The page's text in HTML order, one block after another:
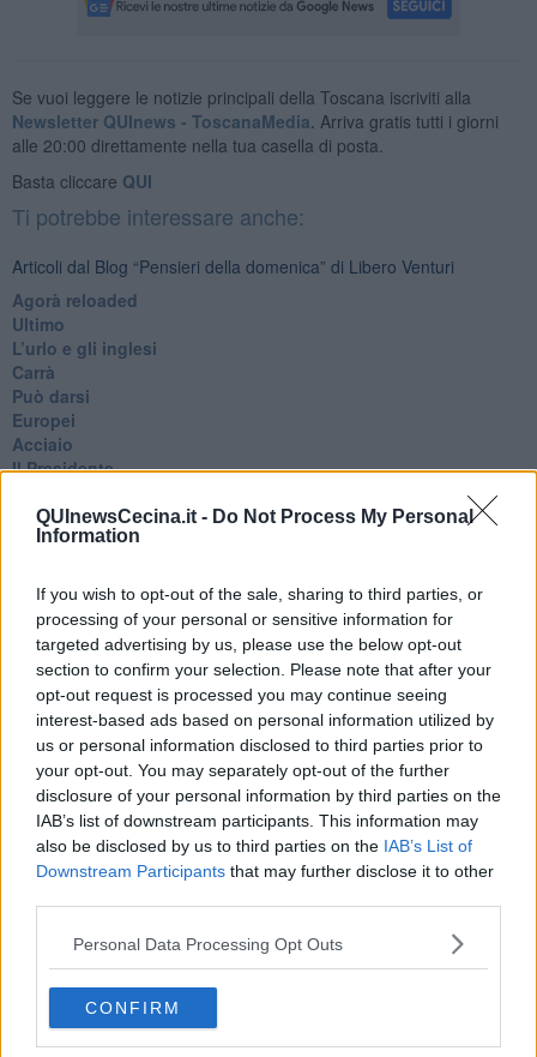
QUInewsCecina.it - Do Not Process My Personal
Information
If you wish to opt-out of the sale, sharing to third parties, or
processing of your personal or sensitive information for
targeted advertising by us, please use the below opt-out
section to confirm your selection. Please note that after your
opt-out request is processed you may continue seeing
interest-based ads based on personal information utilized by
us or personal information disclosed to third parties prior to
your opt-out. You may separately opt-out of the further
disclosure of your personal information by third parties on the
IAB’s list of downstream participants. This information may
also be disclosed by us to third parties on the IAB’s List of
Downstream Participants that may further disclose it to other
Personal Data Processing Opt Outs
CONFIRM
Se vuoi leggere le notizie principali della Toscana iscriviti alla
Newsletter QUInews - ToscanaMedia. Arriva gratis tutti i giorni
alle 20:00 direttamente nella tua casella di posta.
Basta cliccare QUI
Ti potrebbe interessare anche:
Articoli dal Blog “Pensieri della domenica” di Libero Venturi
​Agorà reloaded
Ultimo
​L’urlo e gli inglesi
Carrà
Può darsi
Europei
Acciaio
Il Presidente
Insopportabile
​Mentre
​Ci vuole Fedez
​Cronaca di un vaccino annunciato
​Liberazione
Esternazioni
Vaxzevria
Nazionali
​Ricorrenze e celebrazioni
Marte
​Crapa pelada
​I soliti noti
Arie
​Vaccine Easing
No profit
Coincidenze e crisi
L'amico
​L’anno del vaccino
Giulio Regeni